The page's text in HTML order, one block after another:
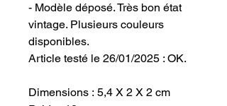
- Modèle déposé. Très bon état
vintage. Plusieurs couleurs
disponibles.
Article testé le 26/01/2025 : OK.
Dimensions : 5,4 X 2 X 2 cm